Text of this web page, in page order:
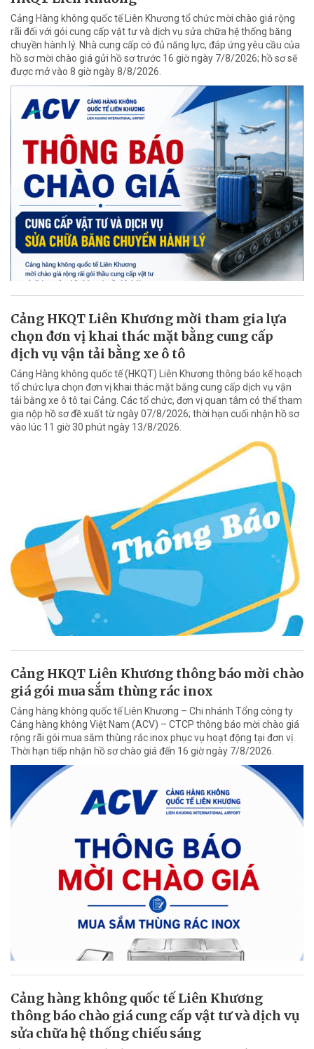
Cảng Hàng không quốc tế Liên Khương tổ chức mời chào giá rộng
rãi đối với gói cung cấp vật tư và dịch vụ sửa chữa hệ thống băng
chuyền hành lý. Nhà cung cấp có đủ năng lực, đáp ứng yêu cầu của
hồ sơ mời chào giá gửi hồ sơ trước 16 giờ ngày 7/8/2026; hồ sơ sẽ
được mở vào 8 giờ ngày 8/8/2026.
Cảng HKQT Liên Khương mời tham gia lựa
chọn đơn vị khai thác mặt bằng cung cấp
dịch vụ vận tải bằng xe ô tô
Cảng Hàng không quốc tế (HKQT) Liên Khương thông báo kế hoạch
tổ chức lựa chọn đơn vị khai thác mặt bằng cung cấp dịch vụ vận
tải bằng xe ô tô tại Cảng. Các tổ chức, đơn vị quan tâm có thể tham
gia nộp hồ sơ đề xuất từ ngày 07/8/2026; thời hạn cuối nhận hồ sơ
vào lúc 11 giờ 30 phút ngày 13/8/2026.
Cảng HKQT Liên Khương thông báo mời chào
giá gói mua sắm thùng rác inox
Cảng hàng không quốc tế Liên Khương – Chi nhánh Tổng công ty
Cảng hàng không Việt Nam (ACV) – CTCP thông báo mời chào giá
rộng rãi gói mua sắm thùng rác inox phục vụ hoạt động tại đơn vị.
Thời hạn tiếp nhận hồ sơ chào giá đến 16 giờ ngày 7/8/2026.
Cảng hàng không quốc tế Liên Khương
thông báo chào giá cung cấp vật tư và dịch vụ
sửa chữa hệ thống chiếu sáng